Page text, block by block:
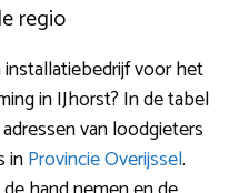
regio
voor het
in IJhorst? In de tabel
van loodgieters
inProvincie Overijssel.